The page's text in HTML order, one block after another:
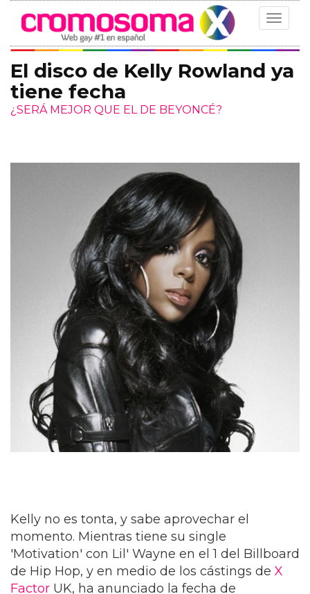
Toggle
El disco de Kelly Rowland ya
tiene fecha
¿SERÁ MEJOR QUE EL DE BEYONCÉ?
Kelly no es tonta, y sabe aprovechar el
momento. Mientras tiene su single
'Motivation' con Lil' Wayne en el 1 del Billboard
de Hip Hop, y en medio de los cástings de X
Factor UK, ha anunciado la fecha de